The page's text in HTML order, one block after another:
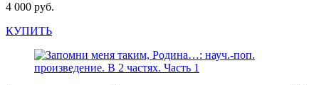
4 000 руб.
КУПИТЬ